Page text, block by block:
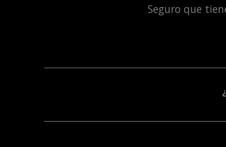
Seguro que